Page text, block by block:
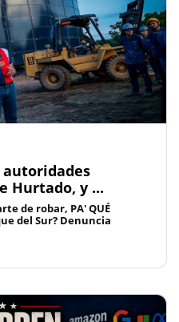
autoridades
Hurtado, y ...
de robar, PA' QUÉ
del Sur? Denuncia